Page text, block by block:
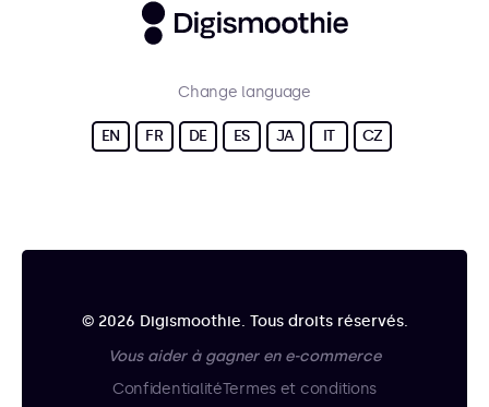
Change language
EN FR DE ES JA IT CZ
© 2026 Digismoothie. Tous droits réservés.
Vous aider à gagner en e-commerce
ConfidentialitéTermes et conditions